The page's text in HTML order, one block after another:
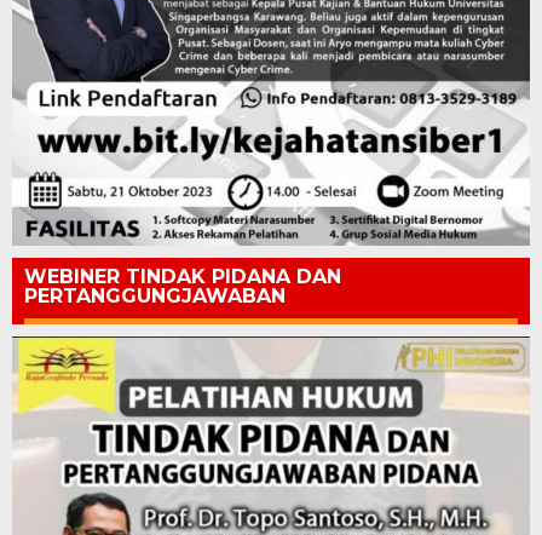
WEBINER TINDAK PIDANA DAN
PERTANGGUNGJAWABAN